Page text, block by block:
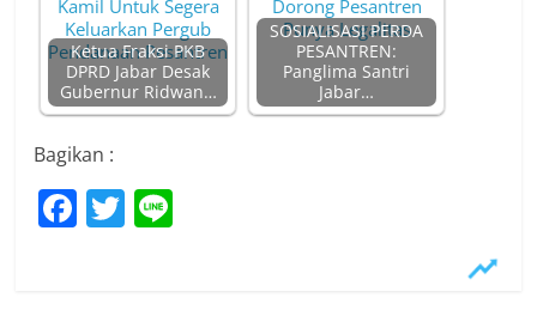
Ketua Fraksi PKB
DPRD Jabar Desak
Gubernur Ridwan…
SOSIALISASI PERDA
PESANTREN:
Panglima Santri
Jabar…
Bagikan :
F T